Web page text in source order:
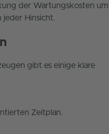
der Wartungskosten um
Hinsicht.
gibt es einige klare
Zeitplan.